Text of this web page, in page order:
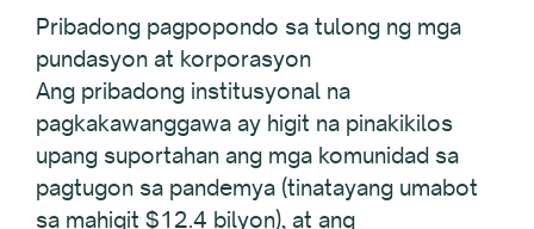
Pribadong pagpopondo sa tulong ng mga
pundasyon at korporasyon
Ang pribadong institusyonal na
pagkakawanggawa ay higit na pinakikilos
upang suportahan ang mga komunidad sa
pagtugon sa pandemya (tinatayang umabot
sa mahigit $12.4 bilyon), at ang